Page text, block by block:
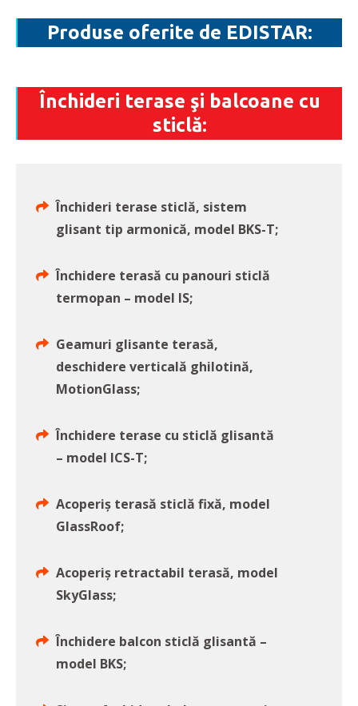
Produse oferite de EDISTAR:
Închideri terase şi balcoane cu
sticlă:
Închideri terase sticlă, sistem
glisant tip armonică, model BKS-T;
Închidere terasă cu panouri sticlă
termopan – model IS;
Geamuri glisante terasă,
deschidere verticală ghilotină,
MotionGlass;
Închidere terase cu sticlă glisantă
– model ICS-T;
Acoperiș terasă sticlă fixă, model
GlassRoof;
Acoperiș retractabil terasă, model
SkyGlass;
Închidere balcon sticlă glisantă –
model BKS;